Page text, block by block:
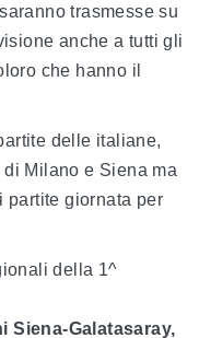
trasmesse su
anche a tutti gli
che hanno il
delle italiane,
Milano e Siena ma
partite giornata per
della 1^
Siena-Galatasaray,